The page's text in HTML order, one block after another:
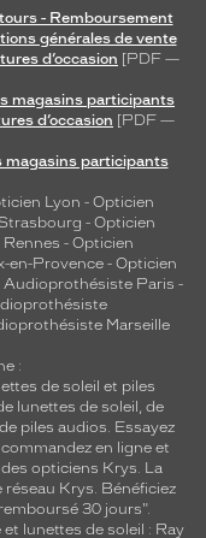
- Remboursement
générales de vente
d’occasion [PDF —
magasins participants
d’occasion [PDF —
magasins participants
Lyon - Opticien
- Opticien
- Opticien
en-Provence - Opticien
Audioprothésiste Paris -
Marseille
:
de soleil et piles
lunettes de soleil, de
piles audios. Essayez
en ligne et
opticiens Krys. La
Krys. Bénéficiez
30 jours".
et lunettes de soleil : Ray